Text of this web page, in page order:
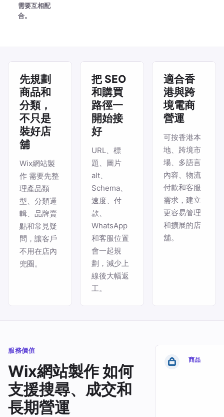
需要互相配
合。
先規劃
商品和
分類，
不只是
裝好店
舖
Wix網站製
作 需要先整
理產品類
型、分類邏
輯、品牌賣
點和常見疑
問，讓客戶
不用在店內
兜圈。
把 SEO
和購買
路徑一
開始接
好
URL、標
題、圖片
alt、
Schema、
速度、付
款、
WhatsApp
和客服位置
會一起規
劃，減少上
線後大幅返
工。
適合香
港與跨
境電商
營運
可按香港本
地、跨境市
場、多語言
內容、物流
付款和客服
需求，建立
更容易管理
和擴展的店
舖。
服務價值
Wix網站製作 如何
支援搜尋、成交和
長期營運
商品